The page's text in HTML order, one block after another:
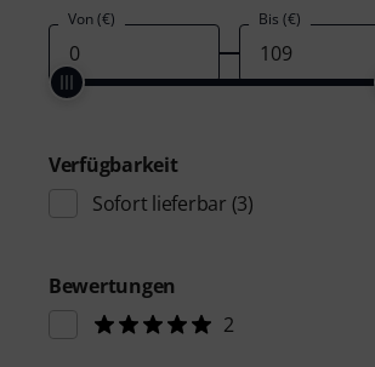
Von (€) Bis (€)
Verfügbarkeit
Sofort lieferbar (3)
Bewertungen
2